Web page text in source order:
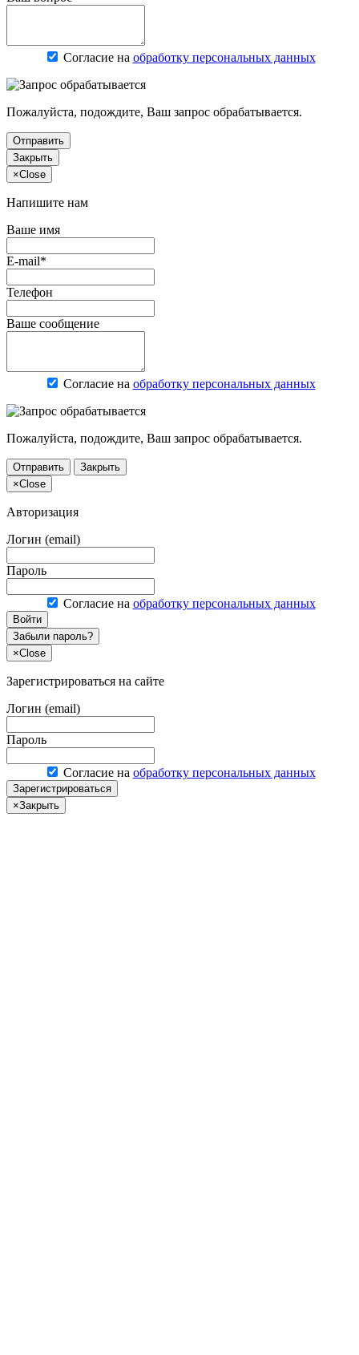
Согласие на обработку персональных данных
Пожалуйста, подождите, Ваш запрос обрабатывается.
Отправить
Закрыть
×Close
Напишите нам
Ваше имя
E-mail*
Телефон
Ваше сообщение
Согласие на обработку персональных данных
Пожалуйста, подождите, Ваш запрос обрабатывается.
Отправить
Закрыть
×Close
Авторизация
Логин (email)
Пароль
Согласие на обработку персональных данных
Войти
Забыли пароль?
×Close
Зарегистрироваться на сайте
Логин (email)
Пароль
Согласие на обработку персональных данных
Зарегистрироваться
×Закрыть